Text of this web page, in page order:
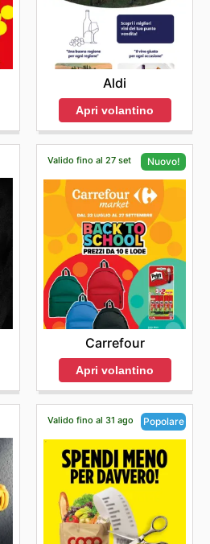
Aldi
Apri volantino
Valido fino al 27 set Nuovo!
Carrefour
Apri volantino
Valido fino al 31 ago Popolare